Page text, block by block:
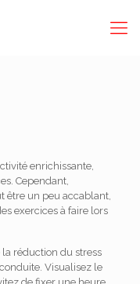
enrichissante,
Cependant,
être un peu accablant,
exercices à faire lors
réduction du stress
Visualisez le